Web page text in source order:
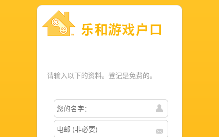
请输入以下的资料。登记是免费的。